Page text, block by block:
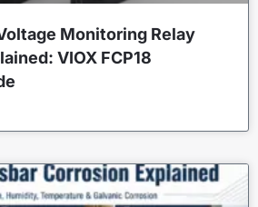
Monitoring Relay
VIOX FCP18